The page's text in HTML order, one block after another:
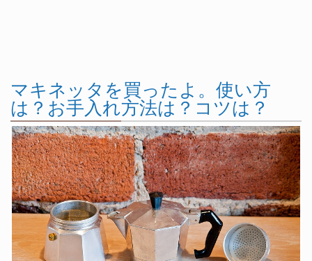
マキネッタを買ったよ。使い方
は？お手入れ方法は？コツは？